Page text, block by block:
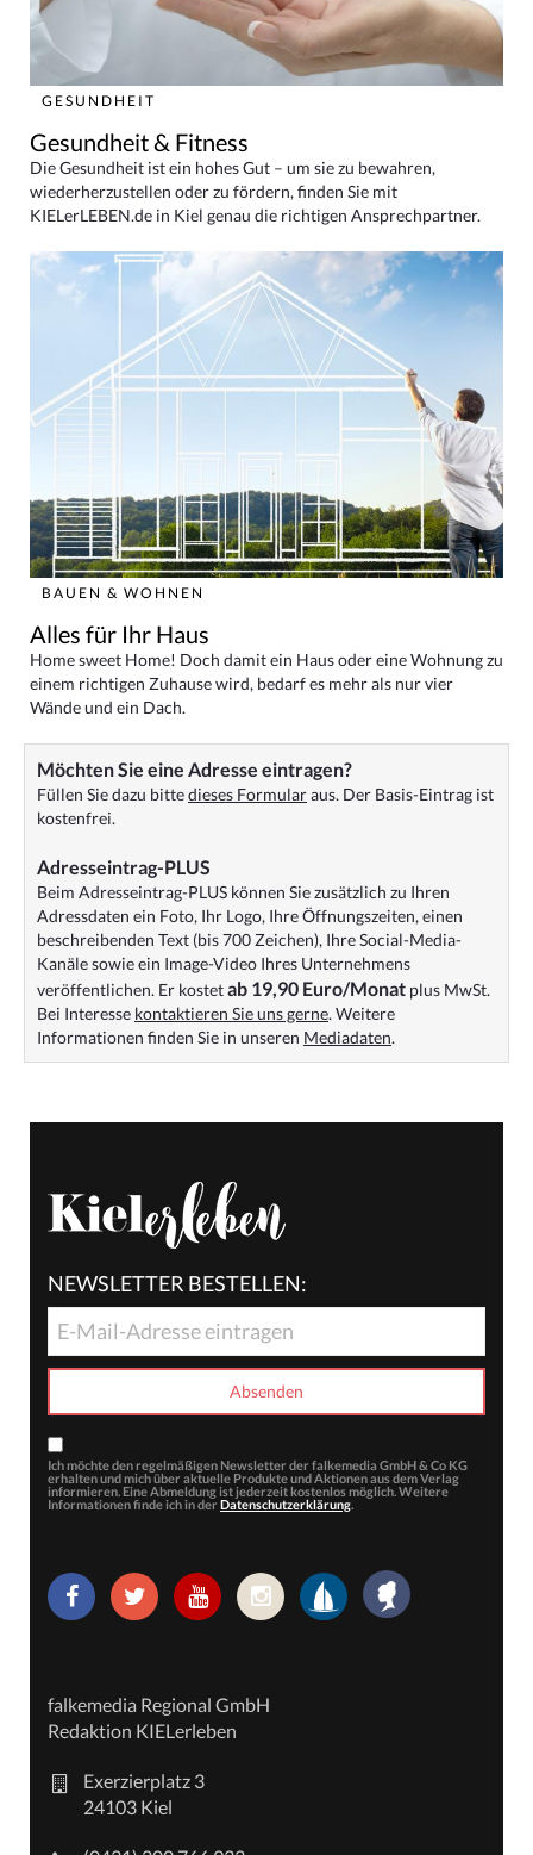
GESUNDHEIT
Gesundheit & Fitness
Die Gesundheit ist ein hohes Gut – um sie zu bewahren,
wiederherzustellen oder zu fördern, finden Sie mit
KIELerLEBEN.de in Kiel genau die richtigen Ansprechpartner.
BAUEN & WOHNEN
Alles für Ihr Haus
Home sweet Home! Doch damit ein Haus oder eine Wohnung zu
einem richtigen Zuhause wird, bedarf es mehr als nur vier
Wände und ein Dach.
Möchten Sie eine Adresse eintragen?
Füllen Sie dazu bittedieses Formularaus. Der Basis-Eintrag ist
kostenfrei.
Adresseintrag-PLUS
Beim Adresseintrag-PLUS können Sie zusätzlich zu Ihren
Adressdaten ein Foto, Ihr Logo, Ihre Öffnungszeiten, einen
beschreibenden Text (bis 700 Zeichen), Ihre Social-Media-
Kanäle sowie ein Image-Video Ihres Unternehmens
veröffentlichen. Er kostetab 19,90 Euro/Monat plus MwSt.
Bei Interesse kontaktieren Sie uns gerne. Weitere
Informationen finden Sie in unseren Mediadaten.
NEWSLETTER BESTELLEN:
Ich möchte den regelmäßigen Newsletter der falkemedia GmbH & Co KG
erhalten und mich über aktuelle Produkte und Aktionen aus dem Verlag
informieren. Eine Abmeldung ist jederzeit kostenlos möglich. Weitere
Informationen finde ich in der Datenschutzerklärung.
falkemedia Regional GmbH
Redaktion KIELerleben
Exerzierplatz 3
24103 Kiel